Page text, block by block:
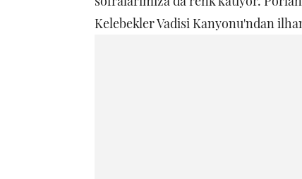
Kelebekler Vadisi Kanyonu'ndan